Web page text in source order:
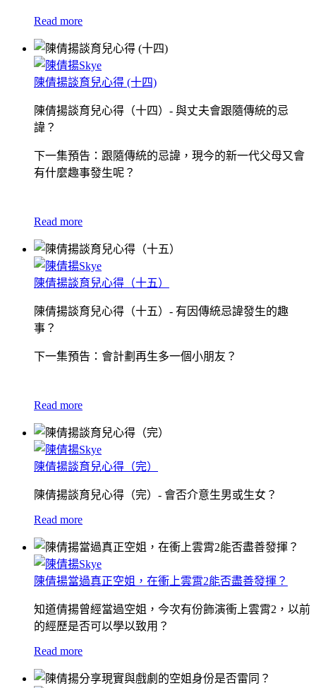
Read more
陳倩揚談育兒心得 (十四)
陳倩揚談育兒心得（十四）- 與丈夫會跟隨傳統的忌
諱？
下一集預告：跟隨傳統的忌諱，現今的新一代父母又會
有什麼趣事發生呢？
Read more
陳倩揚談育兒心得（十五）
陳倩揚談育兒心得（十五）- 有因傳統忌諱發生的趣
事？
下一集預告：會計劃再生多一個小朋友？
Read more
陳倩揚談育兒心得（完）
陳倩揚談育兒心得（完）- 會否介意生男或生女？
Read more
陳倩揚當過真正空姐，在衝上雲霄2能否盡善發揮？
知道倩揚曾經當過空姐，今次有份飾演衝上雲霄2，以前
的經歷是否可以學以致用？
Read more